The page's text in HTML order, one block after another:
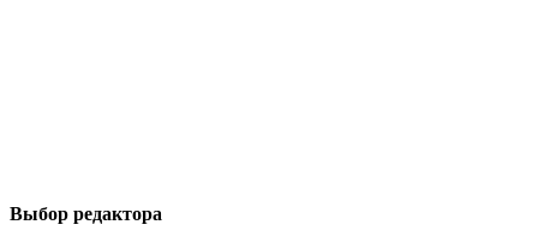
Выбор редактора